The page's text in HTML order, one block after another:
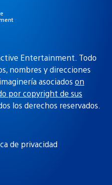
Entertainment. Todo
nombres y direcciones
asociados on
por copyright de sus
los derechos reservados.
de privacidad